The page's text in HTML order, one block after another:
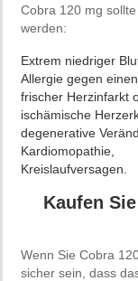
Cobra 120 mg
werden:
Extrem niedriger
Allergie gegen
frischer Herzinfarkt
ischämische
degenerative
Kardiomopathie,
Kreislaufversagen.
Kaufen
Wenn Sie Cobra
sicher sein, dass